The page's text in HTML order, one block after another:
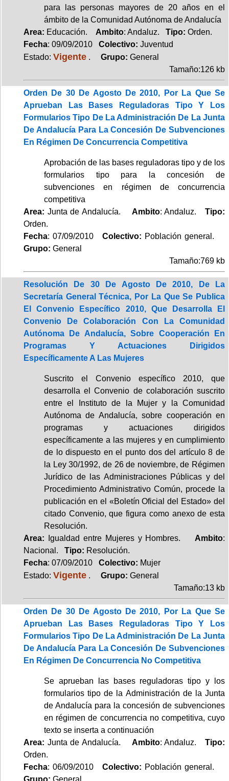
para las personas mayores de 20 años en el
ámbito de la Comunidad Autónoma de Andalucía
Area: Educación. Ambito: Andaluz. Tipo: Orden.
Fecha: 09/09/2010 Colectivo: Juventud
Estado: Vigente . Grupo: General
Tamaño:126 kb
Orden De 30 De Agosto De 2010, Por La Que Se
Aprueban Las Bases Reguladoras Tipo Y Los
Formularios Tipo De La Administración De La Junta
De Andalucía Para La Concesión De Subvenciones
En Régimen De Concurrencia Competitiva
Aprobación de las bases reguladoras tipo y de los
formularios tipo para la concesión de
subvenciones en régimen de concurrencia
competitiva
Area: Junta de Andalucía. Ambito: Andaluz.Tipo:
Orden.
Fecha: 07/09/2010Colectivo: Población general.
Grupo: General
Tamaño:769 kb
Resolución De 30 De Agosto De 2010, De La
Secretaría General Técnica, Por La Que Se Publica
El Convenio Específico 2010, Que Desarrolla El
Convenio De Colaboración Con La Comunidad
Autónoma De Andalucía, Sobre Cooperación En
Programas Y Actuaciones Dirigidos
Específicamente A Las Mujeres
Suscrito el Convenio específico 2010, que
desarrolla el Convenio de colaboración suscrito
entre el Instituto de la Mujer y la Comunidad
Autónoma de Andalucía, sobre cooperación en
programas y actuaciones dirigidos
específicamente a las mujeres y en cumplimiento
de lo dispuesto en el punto dos del artículo 8 de
la Ley 30/1992, de 26 de noviembre, de Régimen
Jurídico de las Administraciones Públicas y del
Procedimiento Administrativo Común, procede la
publicación en el «Boletín Oficial del Estado» del
citado Convenio, que figura como anexo de esta
Resolución.
Area: Igualdad entre Mujeres y Hombres. Ambito:
Nacional. Tipo: Resolución.
Fecha: 07/09/2010 Colectivo: Mujer
Estado: Vigente . Grupo: General
Tamaño:13 kb
Orden De 30 De Agosto De 2010, Por La Que Se
Aprueban Las Bases Reguladoras Tipo Y Los
Formularios Tipo De La Administración De La Junta
De Andalucía Para La Concesión De Subvenciones
En Régimen De Concurrencia No Competitiva
Se aprueban las bases reguladoras tipo y los
formularios tipo de la Administración de la Junta
de Andalucía para la concesión de subvenciones
en régimen de concurrencia no competitiva, cuyo
texto se inserta a continuación
Area: Junta de Andalucía. Ambito: Andaluz.Tipo:
Orden.
Fecha: 06/09/2010Colectivo: Población general.
Grupo: General